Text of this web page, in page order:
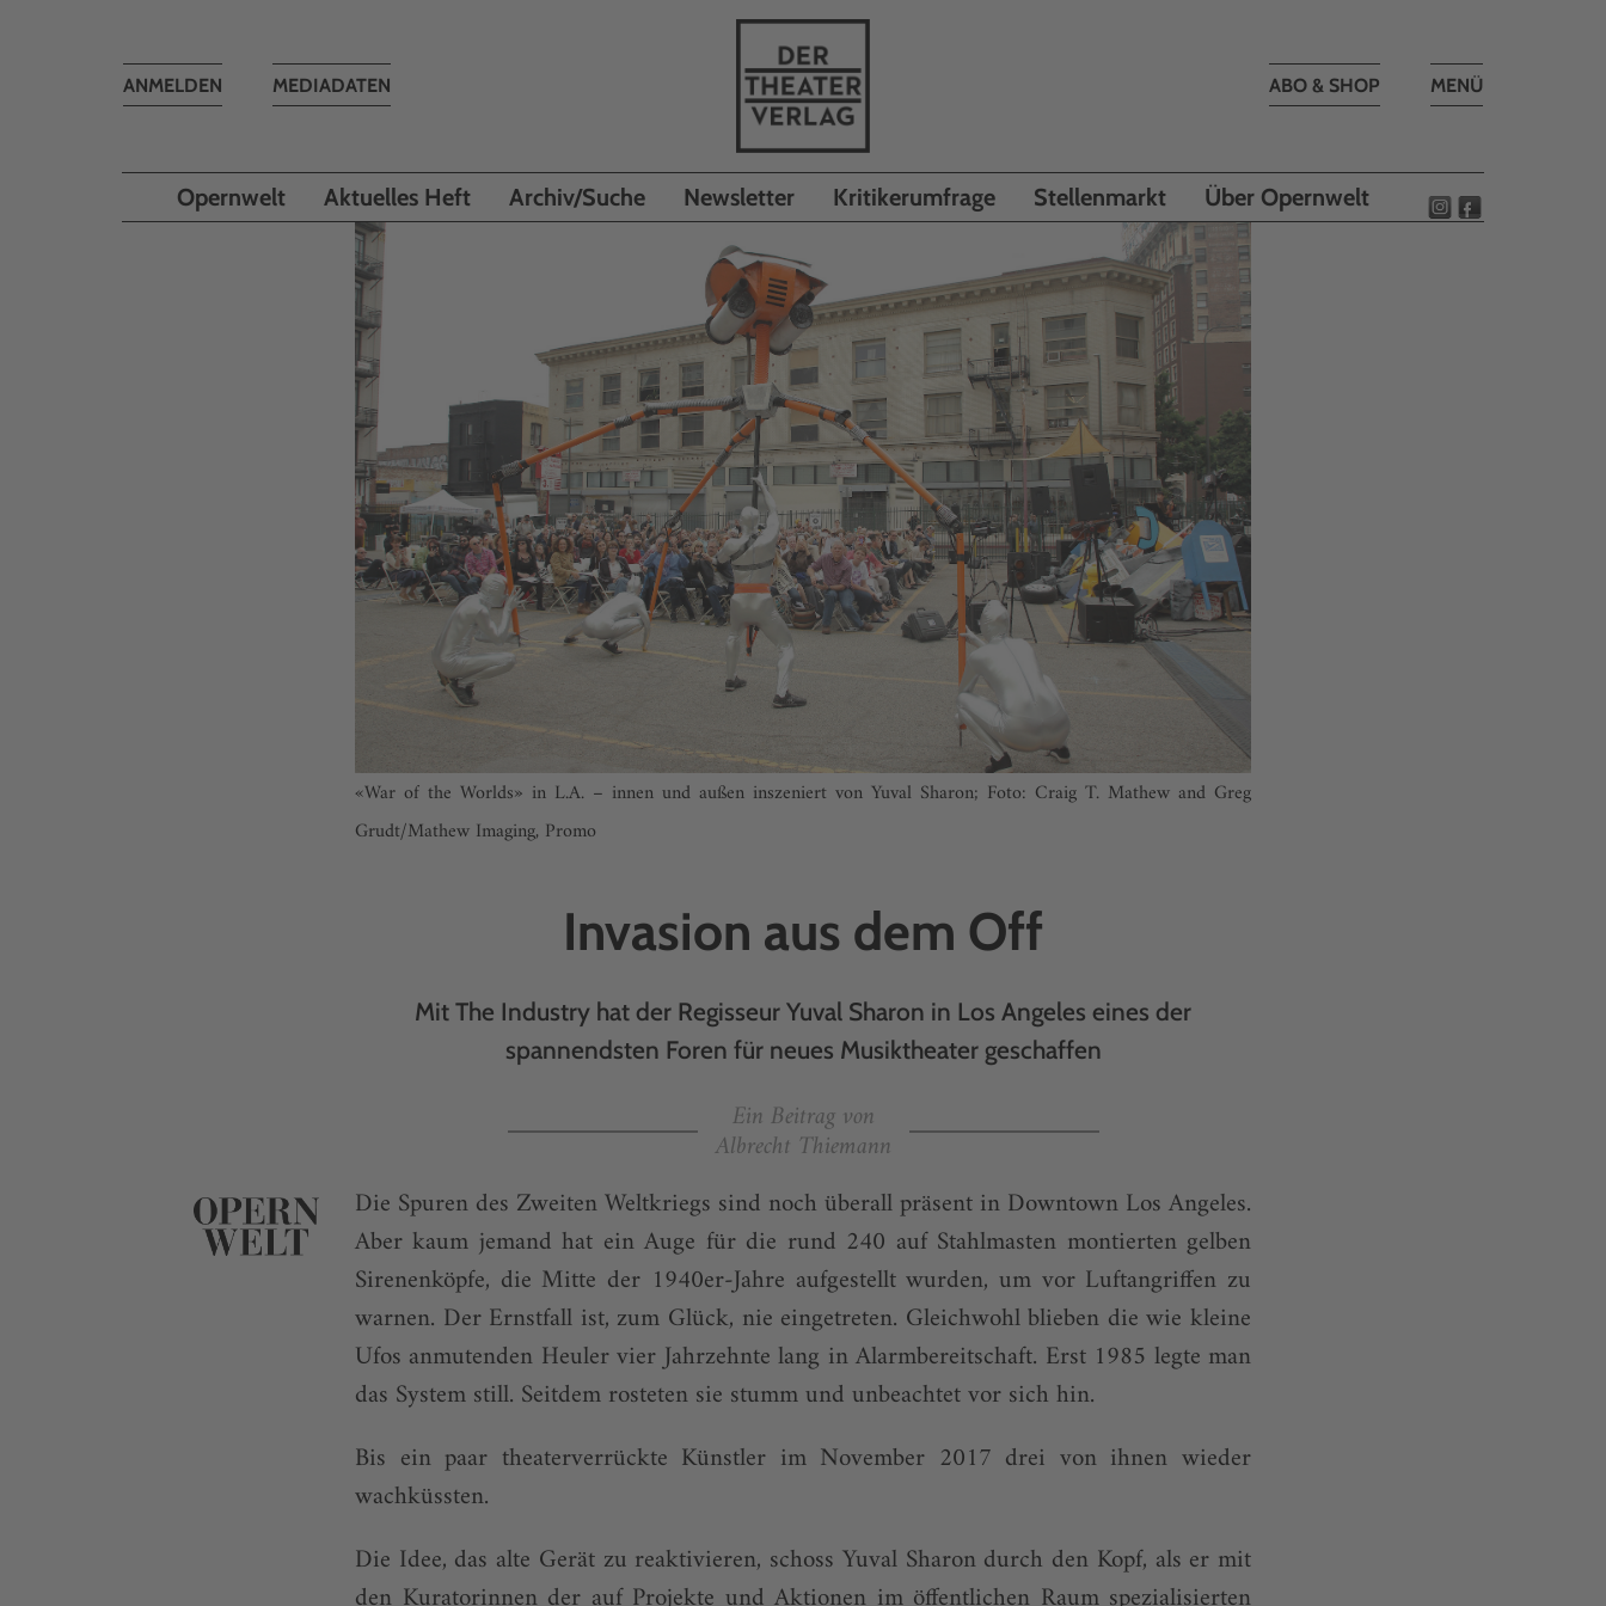
Toggle
MENÜ
ABO & SHOP
MEDIADATEN
Toggle
ANMELDEN
Opernwelt Aktuelles Heft Archiv/Suche Newsletter Kritikerumfrage Stellenmarkt Über Opernwelt
«War of the Worlds» in L.A. – innen und außen inszeniert von Yuval Sharon; Foto: Craig T. Mathew and Greg
Grudt/Mathew Imaging, Promo
Invasion aus dem Off
Mit The Industry hat der Regisseur Yuval Sharon in Los Angeles eines der
spannendsten Foren für neues Musiktheater geschaffen
Ein Beitrag von
Albrecht Thiemann
Die Spuren des Zweiten Weltkriegs sind noch überall präsent in Downtown Los Angeles.
Aber kaum jemand hat ein Auge für die rund 240 auf Stahlmasten montierten gelben
Sirenenköpfe, die Mitte der 1940er-Jahre aufgestellt wurden, um vor Luftangriffen zu
warnen. Der Ernstfall ist, zum Glück, nie eingetreten. Gleichwohl blieben die wie kleine
Ufos anmutenden Heuler vier Jahrzehnte lang in Alarmbereitschaft. Erst 1985 legte man
das System still. Seitdem rosteten sie stumm und unbeachtet vor sich hin.
Bis ein paar theaterverrückte Künstler im November 2017 drei von ihnen wieder
wachküssten.
Die Idee, das alte Gerät zu reaktivieren, schoss Yuval Sharon durch den Kopf, als er mit